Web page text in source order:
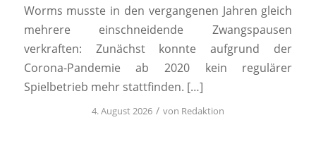
Worms musste in den vergangenen Jahren gleich
mehrere einschneidende Zwangspausen
verkraften: Zunächst konnte aufgrund der
Corona-Pandemie ab 2020 kein regulärer
Spielbetrieb mehr stattfinden. […]
4. August 2026 / von Redaktion